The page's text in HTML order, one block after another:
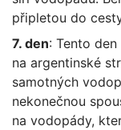
připletou do
7. den: Tento
na argentinské
samotných
nekonečnou
na vodopády,